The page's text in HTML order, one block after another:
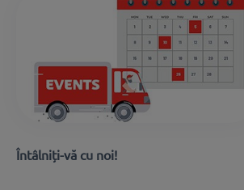
Întâlniți-vă cu noi!